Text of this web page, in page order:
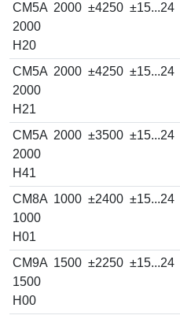
CM5A
2000
H20
2000 ±4250 ±15...24
CM5A
2000
H21
2000 ±4250 ±15...24
CM5A
2000
H41
2000 ±3500 ±15...24
CM8A
1000
H01
1000 ±2400 ±15...24
CM9A
1500
H00
1500 ±2250 ±15...24